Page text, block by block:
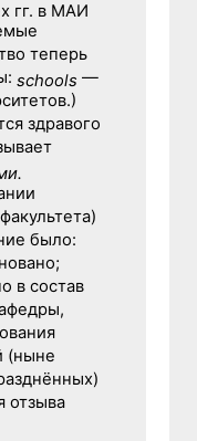
гг. в МАИ
теперь
schools —
здравого
было:
в состав
(ныне
отзыва